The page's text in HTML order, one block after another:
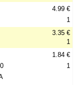
4.99 €
1
3.35 €
1
1.84 €
1